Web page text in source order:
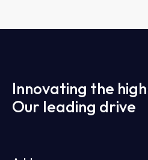
Innovating the
Our leading drive